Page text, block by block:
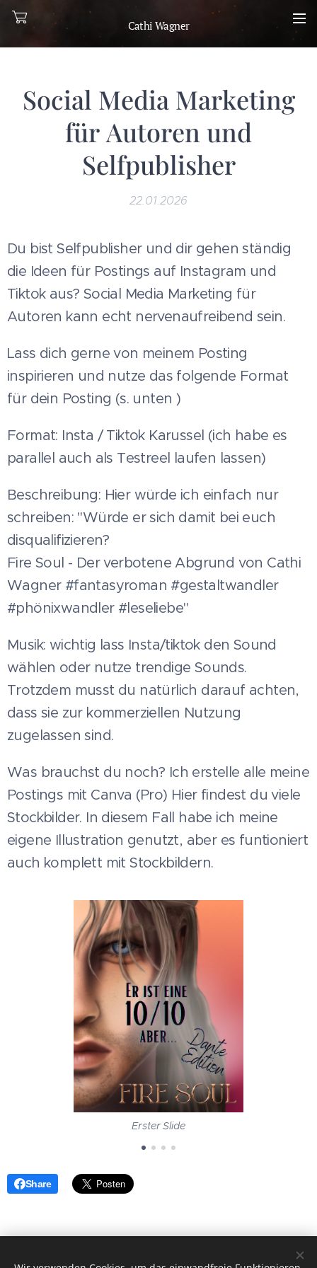
Cathi Wagner
Social Media Marketing
für Autoren und
Selfpublisher
22.01.2026
Du bist Selfpublisher und dir gehen ständig
die Ideen für Postings auf Instagram und
Tiktok aus? Social Media Marketing für
Autoren kann echt nervenaufreibend sein.
Lass dich gerne von meinem Posting
inspirieren und nutze das folgende Format
für dein Posting (s. unten )
Format: Insta / Tiktok Karussel (ich habe es
parallel auch als Testreel laufen lassen)
Beschreibung: Hier würde ich einfach nur
schreiben: "Würde er sich damit bei euch
disqualifizieren?
Fire Soul - Der verbotene Abgrund von Cathi
Wagner #fantasyroman #gestaltwandler
#phönixwandler #leseliebe"
Musik: wichtig lass Insta/tiktok den Sound
wählen oder nutze trendige Sounds.
Trotzdem musst du natürlich darauf achten,
dass sie zur kommerziellen Nutzung
zugelassen sind.
Was brauchst du noch? Ich erstelle alle meine
Postings mit Canva (Pro) Hier findest du viele
Stockbilder. In diesem Fall habe ich meine
eigene Illustration genutzt, aber es funtioniert
auch komplett mit Stockbildern.
Erster Slide
Share